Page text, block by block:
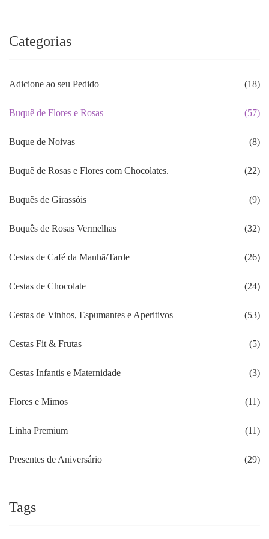
Categorias
Adicione ao seu Pedido (18)
Buquê de Flores e Rosas (57)
Buque de Noivas (8)
Buquê de Rosas e Flores com Chocolates. (22)
Buquês de Girassóis (9)
Buquês de Rosas Vermelhas (32)
Cestas de Café da Manhã/Tarde (26)
Cestas de Chocolate (24)
Cestas de Vinhos, Espumantes e Aperitivos (53)
Cestas Fit & Frutas (5)
Cestas Infantis e Maternidade (3)
Flores e Mimos (11)
Linha Premium (11)
Presentes de Aniversário (29)
Tags